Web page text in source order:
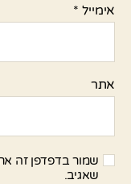
אימייל *
אתר
שמור בדפדפן זה
שאגיב.